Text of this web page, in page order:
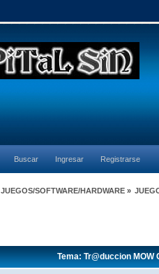
Buscar Ingresar Registrarse
JUEGOS/SOFTWARE/HARDWARE»
Tema: Tr@duccion MOW